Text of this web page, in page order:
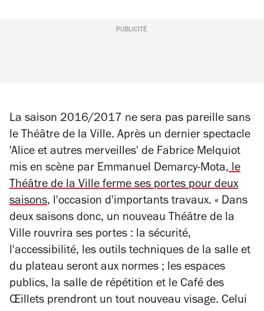
PUBLICITÉ
La saison 2016/2017 ne sera pas pareille sans
le Théâtre de la Ville. Après un dernier spectacle
'Alice et autres merveilles' de Fabrice Melquiot
mis en scène par Emmanuel Demarcy-Mota,le
Théâtre de la Ville ferme ses portes pour deux
saisons, l'occasion d'importants travaux. « Dans
deux saisons donc, un nouveau Théâtre de la
Ville rouvrira ses portes : la sécurité,
l'accessibilité, les outils techniques de la salle et
du plateau seront aux normes ; les espaces
publics, la salle de répétition et le Café des
Œillets prendront un tout nouveau visage. Celui